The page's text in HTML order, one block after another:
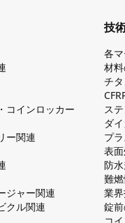
コインロッカー
ー関連
ジャー関連
クル関連
技
各
材
チ
ス
ダ
プ
表
防
難
業
錠